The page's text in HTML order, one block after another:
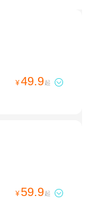
¥49.9起 
¥ 59.9起 